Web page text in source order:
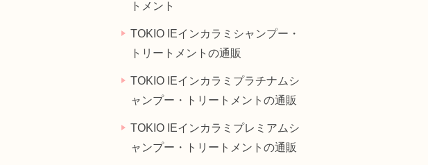
トメント
TOKIO IEインカラミシャンプー・
トリートメントの通販
TOKIO IEインカラミプラチナムシ
ャンプー・トリートメントの通販
TOKIO IEインカラミプレミアムシ
ャンプー・トリートメントの通販